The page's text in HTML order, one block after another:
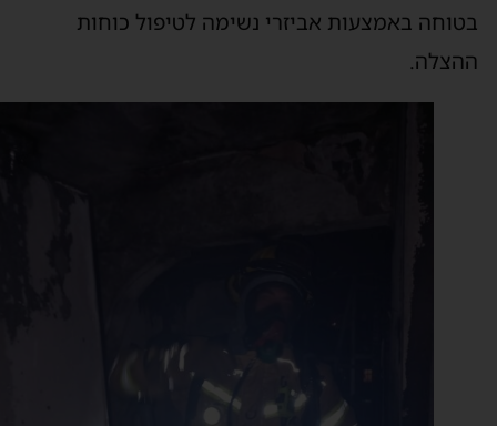
באמצעות אביזרי נשימה לטיפול כוחות